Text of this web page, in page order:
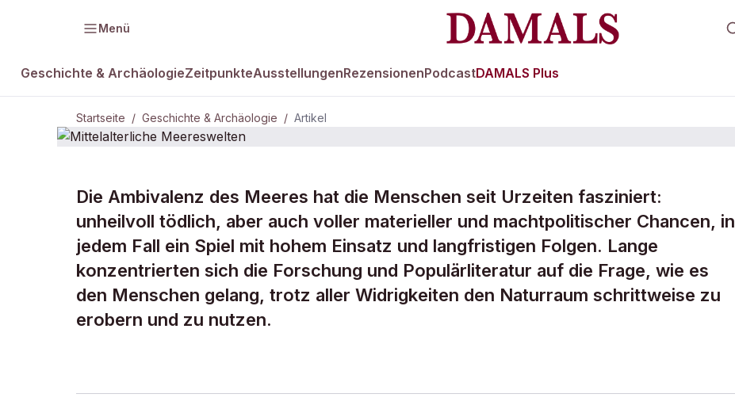
Menü
Geschichte & ArchäologieZeitpunkteAusstellungenRezensionenPodcastDAMALS Plus
Startseite / Geschichte & Archäologie / Artikel
GESCHICHTE & ARCHÄOLOGIE
Mittelalterliche
Meereswelten
Die Ambivalenz des Meeres hat die Menschen seit Urzeiten fasziniert:
unheilvoll tödlich, aber auch voller materieller und machtpolitischer Chancen, in
jedem Fall ein Spiel mit hohem Einsatz und langfristigen Folgen. Lange
konzentrierten sich die Forschung und Populärliteratur auf die Frage, wie es
den Menschen gelang, trotz aller Widrigkeiten den Naturraum schrittweise zu
erobern und zu nutzen.